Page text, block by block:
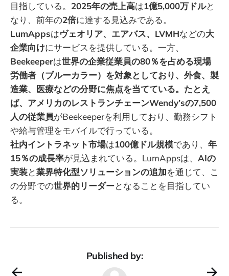
目指している。 2025年の売上高は1億5,000万ドルと
なり、前年の2倍に達する見込みである。
LumAppsはヴェオリア、エアバス、LVMHなどの大
企業向けにサービスを提供している。一方、
Beekeeperは世界の企業従業員の80％を占める現場
労働者（ブルーカラー）を対象としており、外食、製
造業、医療などの分野に焦点を当てている。たとえ
ば、アメリカのレストランチェーンWendy’sの7,500
人の従業員がBeekeeperを利用しており、勤務シフト
や給与管理をモバイルで行っている。
社内イントラネット市場は100億ドル規模であり、 年
15％の成長率が見込まれている。LumAppsは、 AIの
実装と業界特化型ソリューションの追加を通じて、こ
の分野での世界的リーダーとなることを目指してい
る。
Published by: